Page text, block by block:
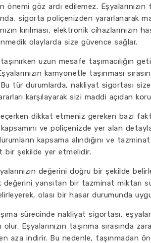
önemi göz ardı edilemez.
sigorta poliçenizden yararlanarak
kırılması, elektronik cihazlarınızın
olaylarda size güvence sağlar.
uzun mesafe taşımacılığın
kamyonetle taşınması
tür durumlarda, nakliyat sigortası
karşılayarak sizi maddi açıdan
dikkat etmeniz gereken bazı
ve poliçenizde yer alan
kapsama alındığını ve
bir şekilde yer etmelidir.
değerini doğru bir şekilde
değerini yansıtan bir tazminat miktarı
olası bir hasar durumunda
sürecinde nakliyat sigortası,
olur. Eşyalarınızın taşınma sırasında
en aza indirir. Bu nedenle, taşınmadan